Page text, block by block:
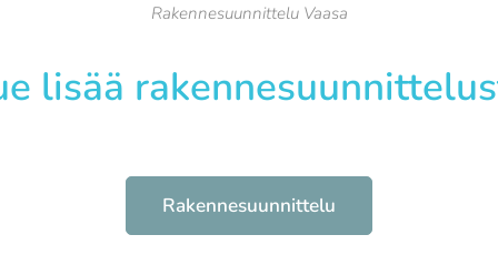
Rakennesuunnittelu Vaasa
lisää
Rakennesuunnittelu